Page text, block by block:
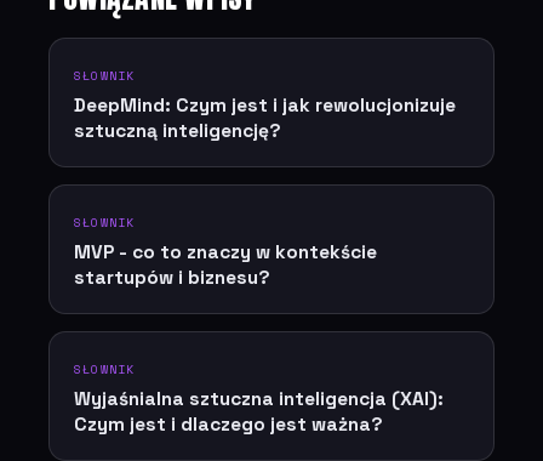
SŁOWNIK
DeepMind: Czym jest i jak rewolucjonizuje
sztuczną inteligencję?
SŁOWNIK
MVP - co to znaczy w kontekście
startupów i biznesu?
SŁOWNIK
Wyjaśnialna sztuczna inteligencja (XAI):
Czym jest i dlaczego jest ważna?